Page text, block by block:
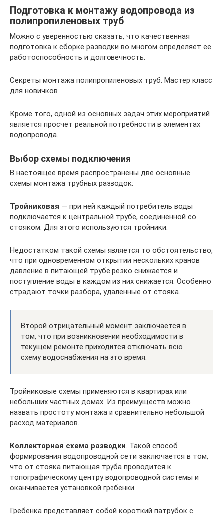
Подготовка к монтажу водопровода из
полипропиленовых труб
Можно с уверенностью сказать, что качественная
подготовка к сборке разводки во многом определяет ее
работоспособность и долговечность.
Секреты монтажа полипропиленовых труб. Мастер класс
для новичков
Кроме того, одной из основных задач этих мероприятий
является просчет реальной потребности в элементах
водопровода.
Выбор схемы подключения
В настоящее время распространены две основные
схемы монтажа трубных разводок:
Тройниковая — при ней каждый потребитель воды
подключается к центральной трубе, соединенной со
стояком. Для этого используются тройники.
Недостатком такой схемы является то обстоятельство,
что при одновременном открытии нескольких кранов
давление в питающей трубе резко снижается и
поступление воды в каждом из них снижается. Особенно
страдают точки разбора, удаленные от стояка.
Второй отрицательный момент заключается в
том, что при возникновении необходимости в
текущем ремонте приходится отключать всю
схему водоснабжения на это время.
Тройниковые схемы применяются в квартирах или
небольших частных домах. Из преимуществ можно
назвать простоту монтажа и сравнительно небольшой
расход материалов.
Коллекторная схема разводки. Такой способ
формирования водопроводной сети заключается в том,
что от стояка питающая труба проводится к
топографическому центру водопроводной системы и
оканчивается установкой гребенки.
Гребенка представляет собой короткий патрубок с